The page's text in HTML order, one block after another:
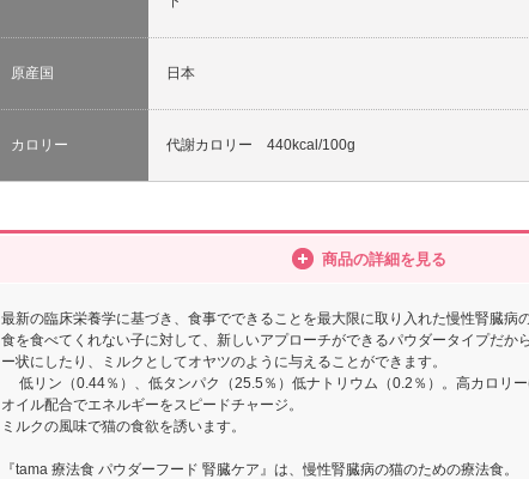
原産国 日本
カロリー 代謝カロリー 440kcal/100g
商品の詳細を見る
最新の臨床栄養学に基づき、食事でできることを最大限に取り入れた慢性腎臓病
食を食べてくれない子に対して、新しいアプローチができるパウダータイプだか
ー状にしたり、ミルクとしてオヤツのように与えることができます。
低リン（0.44％）、低タンパク（25.5％）低ナトリウム（0.2％）。高カロリ
オイル配合でエネルギーをスピードチャージ。
ミルクの風味で猫の食欲を誘います。
『tama 療法食 パウダーフード 腎臓ケア』は、慢性腎臓病の猫のための療法食。